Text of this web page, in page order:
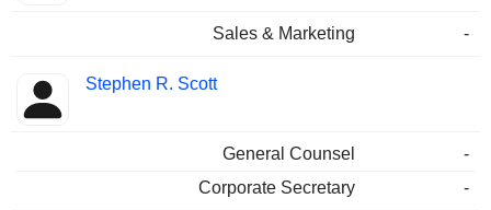
Sales & Marketing -
Stephen R. Scott
General Counsel
-
Corporate Secretary
-